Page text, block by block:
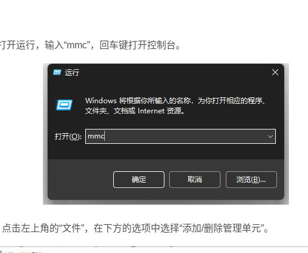
运行，输入“mmc”，回车键打开控制台。
左上角的“文件”，在下方的选项中选择“添加/删除管理单元”。